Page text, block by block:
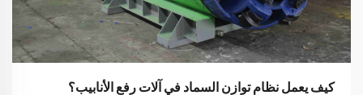
كيف يعمل نظام توازن السماد في آلات رفع الأنابيب؟